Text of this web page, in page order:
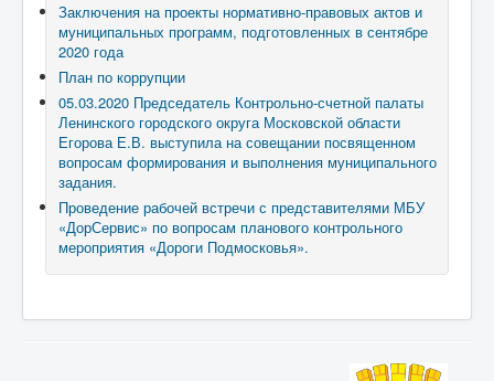
Заключения на проекты нормативно-правовых актов и
муниципальных программ, подготовленных в сентябре
2020 года
План по коррупции
05.03.2020 Председатель Контрольно-счетной палаты
Ленинского городского округа Московской области
Егорова Е.В. выступила на совещании посвященном
вопросам формирования и выполнения муниципального
задания.
Проведение рабочей встречи с представителями МБУ
«ДорСервис» по вопросам планового контрольного
мероприятия «Дороги Подмосковья».